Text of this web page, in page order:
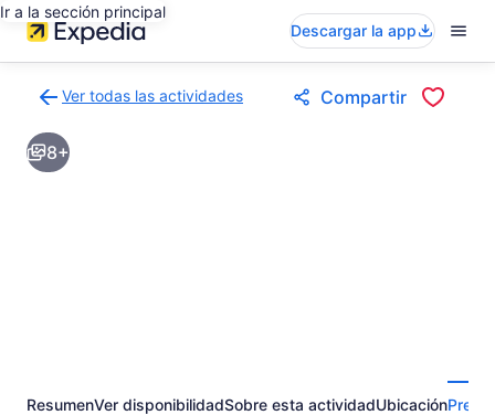
Ir a la sección principal
Descargar la app
Ver todas las actividades
a
la
página
Compartir
8+
ResumenVer disponibilidadSobre esta actividadUbicación